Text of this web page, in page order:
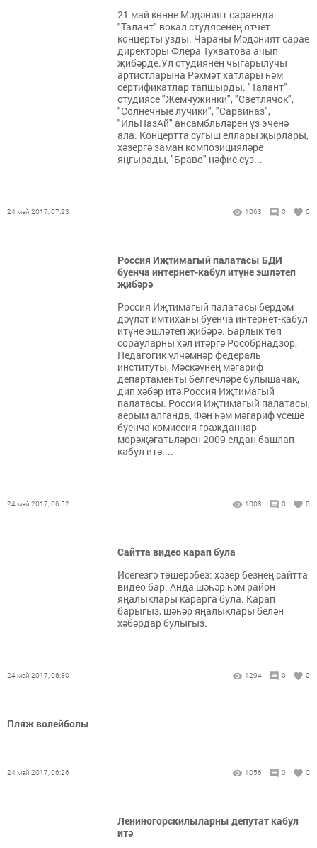
21 май көнне Мәдәният сараенда
"Талант" вокал студясенең отчет
концерты узды. Чараны Мәдәният сарае
директоры Флера Тухватова ачып
җибәрде.Ул студиянең чыгарылучы
артистларына Рәхмәт хатлары һәм
сертификатлар тапшырды. "Талант"
студиясе "Жемчужинки", "Светлячок",
"Солнечные лучики", "Сарвиназ",
"ИльНазАй" ансамбльләрен үз эченә
ала. Концертта сугыш еллары җырлары,
хәзергә заман композицияләре
яңгырады, "Браво" нәфис сүз...
24 май 2017, 07:23 1063 0 0
Россия Иҗтимагый палатасы БДИ
буенча интернет-кабул итүне эшләтеп
җибәрә
Россия Иҗтимагый палатасы бердәм
дәүләт имтиханы буенча интернет-кабул
итүне эшләтеп җибәрә. Барлык төп
сорауларны хәл итәргә Рособрнадзор,
Педагогик үлчәмнәр федераль
институты, Мәскәүнең мәгариф
департаменты белгечләре булышачак,
дип хәбәр итә Россия Иҗтимагый
палатасы. Россия Иҗтимагый палатасы,
аерым алганда, Фән һәм мәгариф үсеше
буенча комиссия гражданнар
мөрәҗәгатьләрен 2009 елдан башлап
кабул итә....
24 май 2017, 06:52 1008 0 0
Сайтта видео карап була
Исегезгә төшерәбез: хәзер безнең сайтта
видео бар. Анда шәһәр һәм район
яңалыклары карарга була. Карап
барыгыз, шәһәр яңалыклары белән
хәбәрдар булыгыз.
24 май 2017, 06:30 1294 0 0
Пляж волейболы
24 май 2017, 06:26 1056 0 0
Лениногорскилыларны депутат кабул
итә